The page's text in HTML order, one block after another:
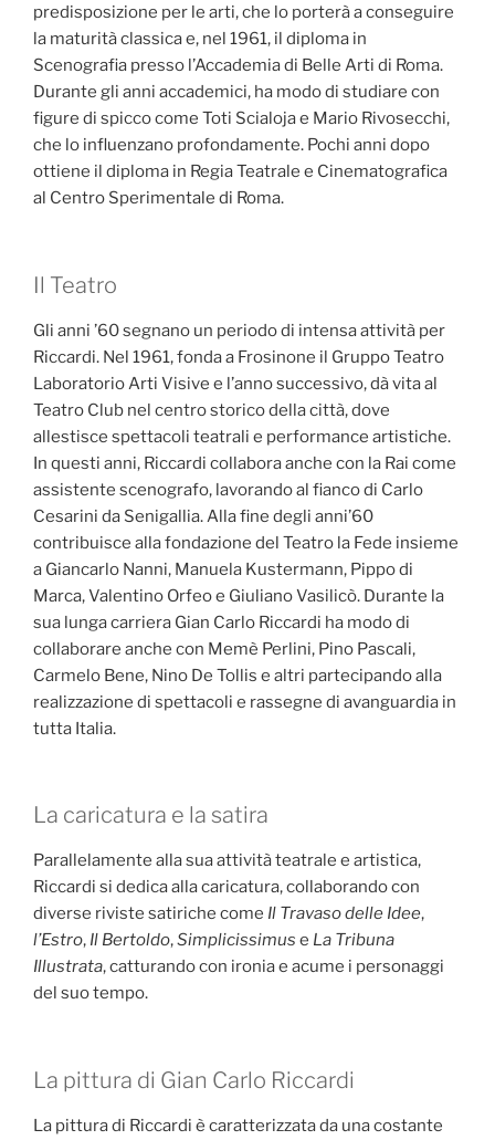
predisposizione per le arti, che lo porterà a conseguire
la maturità classica e, nel 1961, il diploma in
Scenografia presso l’Accademia di Belle Arti di Roma.
Durante gli anni accademici, ha modo di studiare con
figure di spicco come Toti Scialoja e Mario Rivosecchi,
che lo influenzano profondamente. Pochi anni dopo
ottiene il diploma in Regia Teatrale e Cinematografica
al Centro Sperimentale di Roma.
Il Teatro
Gli anni ’60 segnano un periodo di intensa attività per
Riccardi. Nel 1961, fonda a Frosinone il Gruppo Teatro
Laboratorio Arti Visive e l’anno successivo, dà vita al
Teatro Club nel centro storico della città, dove
allestisce spettacoli teatrali e performance artistiche.
In questi anni, Riccardi collabora anche con la Rai come
assistente scenografo, lavorando al fianco di Carlo
Cesarini da Senigallia. Alla fine degli anni’60
contribuisce alla fondazione del Teatro la Fede insieme
a Giancarlo Nanni, Manuela Kustermann, Pippo di
Marca, Valentino Orfeo e Giuliano Vasilicò. Durante la
sua lunga carriera Gian Carlo Riccardi ha modo di
collaborare anche con Memè Perlini, Pino Pascali,
Carmelo Bene, Nino De Tollis e altri partecipando alla
realizzazione di spettacoli e rassegne di avanguardia in
tutta Italia.
La caricatura e la satira
Parallelamente alla sua attività teatrale e artistica,
Riccardi si dedica alla caricatura, collaborando con
diverse riviste satiriche come Il Travaso delle Idee,
l’Estro, Il Bertoldo,Simplicissimus e La Tribuna
Illustrata, catturando con ironia e acume i personaggi
del suo tempo.
La pittura di Gian Carlo Riccardi
La pittura di Riccardi è caratterizzata da una costante